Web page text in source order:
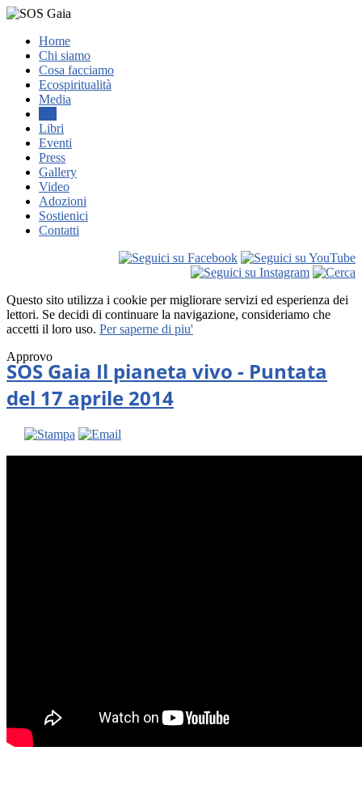
Home
Chi siamo
Cosa facciamo
Ecospiritualità
Media
Libri
Eventi
Press
Gallery
Video
Adozioni
Sostienici
Contatti
Questo sito utilizza i cookie per migliorare servizi ed esperienza dei
lettori. Se decidi di continuare la navigazione, consideriamo che
accetti il loro uso. Per saperne di piu'
Approvo
SOS Gaia Il pianeta vivo - Puntata
del 17 aprile 2014